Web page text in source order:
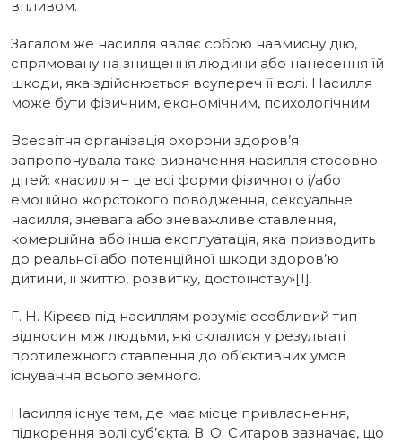
впливом.
Загалом же насилля являє собою навмисну дію,
спрямовану на знищення людини або нанесення їй
шкоди, яка здійснюється всупереч її волі. Насилля
може бути фізичним, економічним, психологічним.
Всесвітня організація охорони здоров’я
запропонувала таке визначення насилля стосовно
дітей: «насилля – це всі форми фізичного і/або
емоційно жорстокого поводження, сексуальне
насилля, зневага або зневажливе ставлення,
комерційна або інша експлуатація, яка призводить
до реальної або потенційної шкоди здоров’ю
дитини, її життю, розвитку, достоїнству»[1].
Г. Н. Кірєєв під насиллям розуміє особливий тип
відносин між людьми, які склалися у результаті
протилежного ставлення до об’єктивних умов
існування всього земного.
Насилля існує там, де має місце привласнення,
підкорення волі суб’єкта. В. О. Ситаров зазначає, що